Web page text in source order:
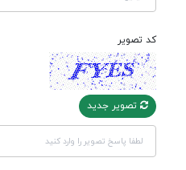
کد تصویر
تصویر جدید